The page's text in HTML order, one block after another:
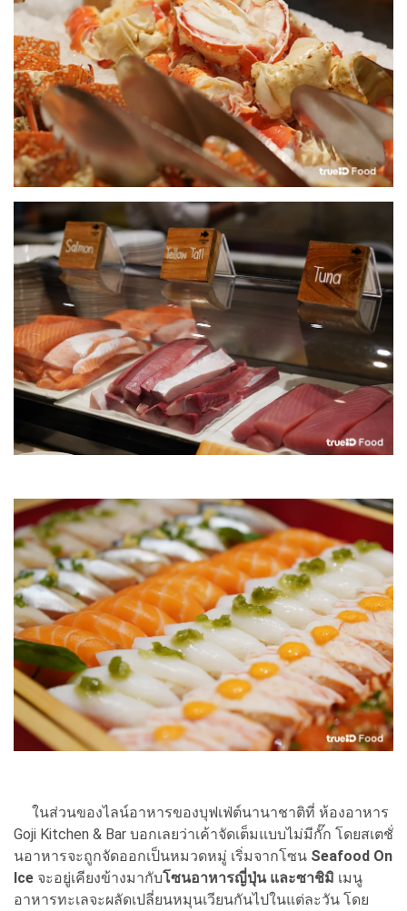
ในส่วนของไลน์อาหารของบุฟเฟ่ต์นานาชาติที่ ห้องอาหาร
Goji Kitchen & Bar บอกเลยว่าเค้าจัดเต็มแบบไม่มีกั๊ก โดยสเตชั่
นอาหารจะถูกจัดออกเป็นหมวดหมู่ เริ่มจากโซน Seafood On
Ice จะอยู่เคียงข้างมากับโซนอาหารญี่ปุ่น และซาชิมิ เมนู
อาหารทะเลจะผลัดเปลี่ยนหมุนเวียนกันไปในแต่ละวัน โดย